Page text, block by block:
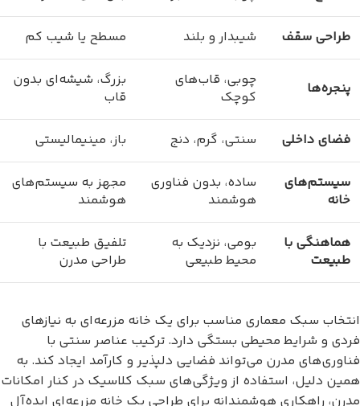
طراحی سقف شیبدار و بلند مسطح یا شیب کم
پنجره‌ها
چوبی، قاب‌های
کوچک
بزرگ، شیشه‌ای بدون
قاب
فضای داخلی سنتی، گرم، دنج باز، مینیمالیستی
سیستم‌های
خانه
ساده، بدون فناوری
هوشمند
مجهز به سیستم‌های
هوشمند
هماهنگی با
طبیعت
بومی، نزدیک به
محیط طبیعی
تلفیق طبیعت با
طراحی مدرن
انتخاب سبک معماری مناسب برای یک خانه مزرعه‌ای به نیازهای
فردی و شرایط محیطی بستگی دارد. ترکیب عناصر سنتی با
فناوری‌های مدرن می‌تواند فضایی دلپذیر و کارآمد ایجاد کند. به
همین دلیل، استفاده از ویژگی‌های سبک کلاسیک در کنار امکانات
مدرن، راهکاری هوشمندانه برای طراحی یک خانه مزرعه‌ای ایده‌آل